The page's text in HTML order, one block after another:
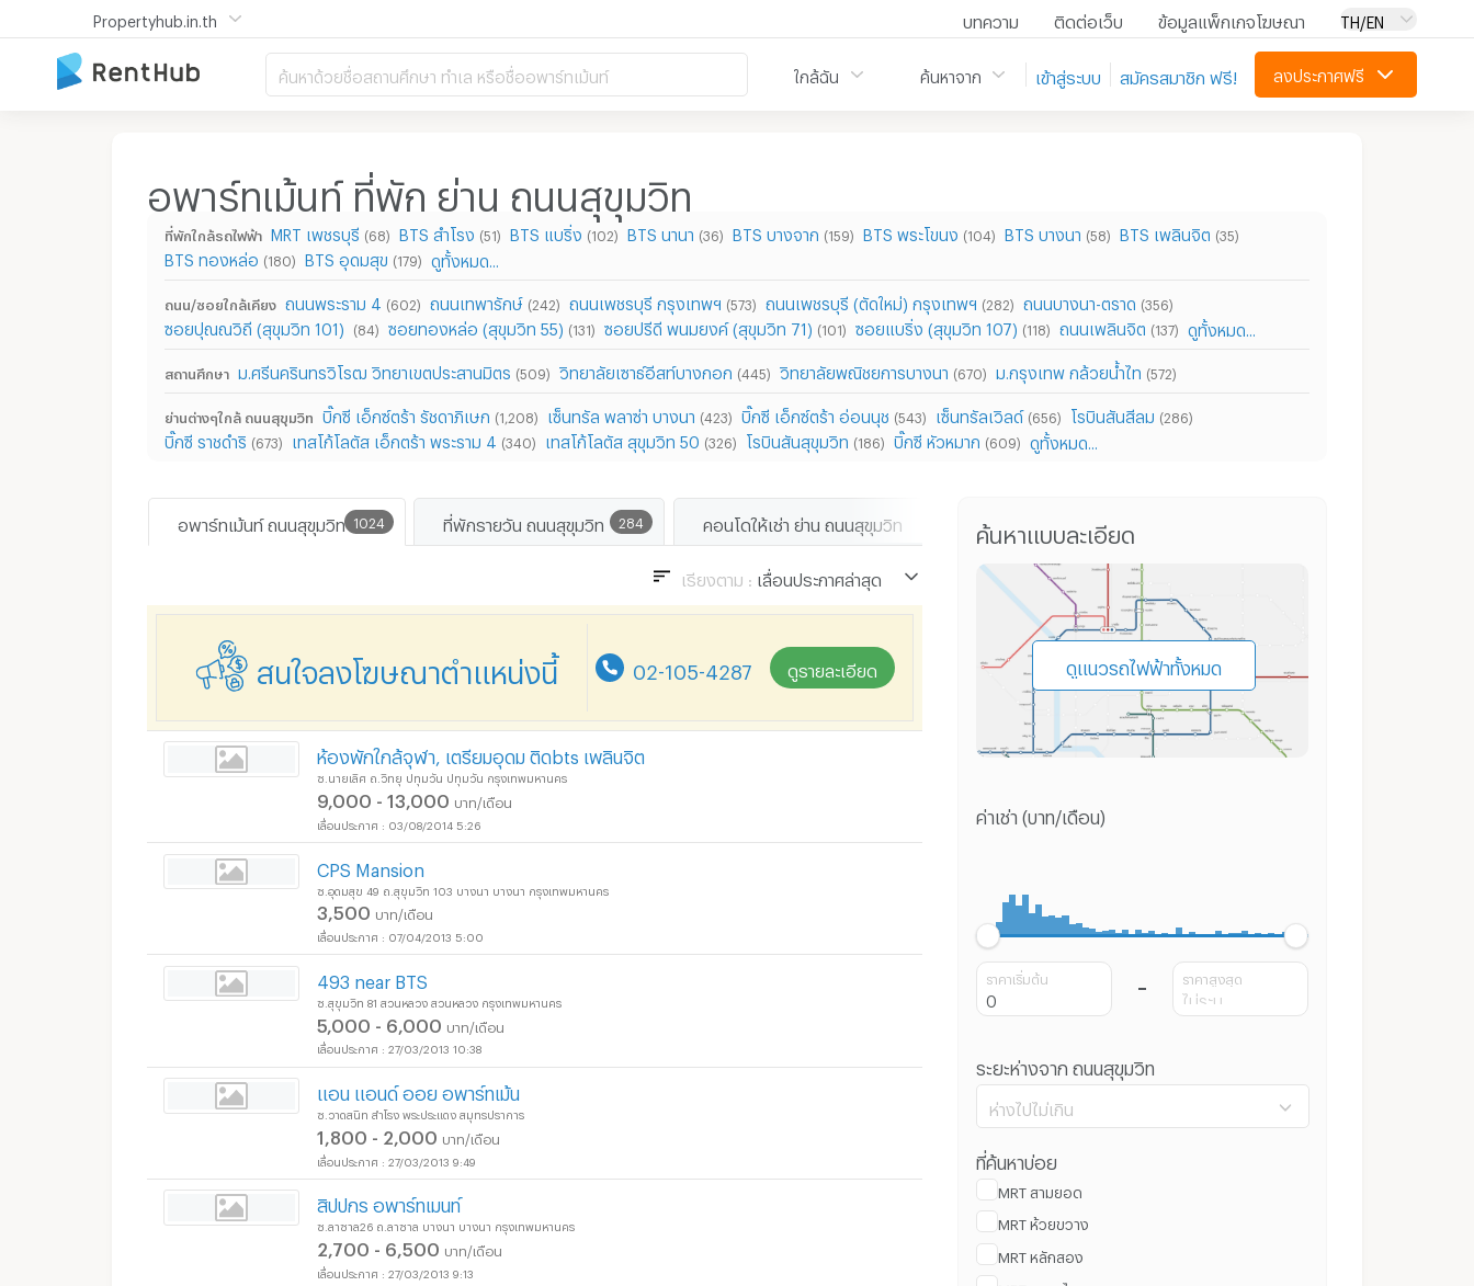
Propertyhub.in.th บทความ ติดต่อเว็บ ข้อมูลแพ็กเกจโฆษณา TH/EN
ค้นหาด้วยชื่อสถานศึกษา ทำเล หรือชื่ออพาร์ทเม้นท์ ใกล้ฉัน ค้นหาจาก เข้าสู่ระบบ สมัครสมาชิก ฟรี! ลงประกาศฟรี
อพาร์ทเม้นท์ ที่พัก ย่าน ถนนสุขุมวิท
ที่พักใกล้รถไฟฟ้า MRT เพชรบุรี (68) BTS สำโรง (51) BTS แบริ่ง (102) BTS นานา (36) BTS บางจาก (159) BTS พระโขนง (104) BTS บางนา (58) BTS เพลินจิต (35)
BTS ทองหล่อ (180) BTS อุดมสุข (179) ดูทั้งหมด...
ถนน/ซอยใกล้เคียง ถนนพระราม 4 (602) ถนนเทพารักษ์ (242) ถนนเพชรบุรี กรุงเทพฯ (573) ถนนเพชรบุรี (ตัดใหม่) กรุงเทพฯ (282) ถนนบางนา-ตราด (356)
ซอยปุณณวิถี (สุขุมวิท 101) (84) ซอยทองหล่อ (สุขุมวิท 55) (131) ซอยปรีดี พนมยงค์ (สุขุมวิท 71) (101) ซอยแบริ่ง (สุขุมวิท 107) (118) ถนนเพลินจิต (137) ดูทั้งหมด...
สถานศึกษา ม.ศรีนครินทรวิโรฒ วิทยาเขตประสานมิตร (509) วิทยาลัยเซาธ์อีสท์บางกอก (445) วิทยาลัยพณิชยการบางนา (670) ม.กรุงเทพ กล้วยน้ำไท (572)
ย่านต่างๆใกล้ ถนนสุขุมวิท บิ๊กซี เอ็กซ์ตร้า รัชดาภิเษก (1,208) เซ็นทรัล พลาซ่า บางนา (423) บิ๊กซี เอ็กซ์ตร้า อ่อนนุช (543) เซ็นทรัลเวิลด์ (656) โรบินสันสีลม (286)
บิ๊กซี ราชดำริ (673) เทสโก้โลตัส เอ็กตร้า พระราม 4 (340) เทสโก้โลตัส สุขุมวิท 50 (326) โรบินสันสุขุมวิท (186) บิ๊กซี หัวหมาก (609) ดูทั้งหมด...
1024
อพาร์ทเม้นท์ ถนนสุขุมวิท 284
ที่พักรายวัน ถนนสุขุมวิท คอนโดให้เช่า ย่าน ถนนสุขุมวิท คอนโด ถนนสุขุมวิท
เรียงตาม : เลื่อนประกาศล่าสุด
ราคา น้อยไปมาก
ระยะทางใกล้ไปไกล
สนใจลงโฆษณาตำแหน่งนี้ 02-105-4287 ดูรายละเอียด
ห้องพักใกล้จุฬา, เตรียมอุดม ติดbts เพลินจิต
ซ.นายเลิศ ถ.วิทยุ ปทุมวัน ปทุมวัน กรุงเทพมหานคร
9,000 - 13,000 บาท/เดือน
03/08/2014 5:26
CPS Mansion
ซ.อุดมสุข 49 ถ.สุขุมวิท 103 บางนา บางนา กรุงเทพมหานคร
3,500 บาท/เดือน
07/04/2013 5:00
493 near BTS
ซ.สุขุมวิท 81 สวนหลวง สวนหลวง กรุงเทพมหานคร
5,000 - 6,000 บาท/เดือน
27/03/2013 10:38
แอน แอนด์ ออย อพาร์ทเม้น
ซ.วาดสนิท สำโรง พระประแดง สมุทรปราการ
1,800 - 2,000 บาท/เดือน
27/03/2013 9:49
สิปปกร อพาร์ทเมนท์
ซ.ลาซาล26 ถ.ลาซาล บางนา บางนา กรุงเทพมหานคร
2,700 - 6,500 บาท/เดือน
27/03/2013 9:13
ค้นหาแบบละเอียด
ดูแนวรถไฟฟ้าทั้งหมด
ค่าเช่า (บาท/เดือน)
ราคาเริ่มต้น ราคาสูงสุด
ระยะห่างจาก ถนนสุขุมวิท
ห่างไปไม่เกิน
100 ม.
ที่ค้นหาบ่อย
MRT สามยอด
MRT ห้วยขวาง
MRT หลักสอง